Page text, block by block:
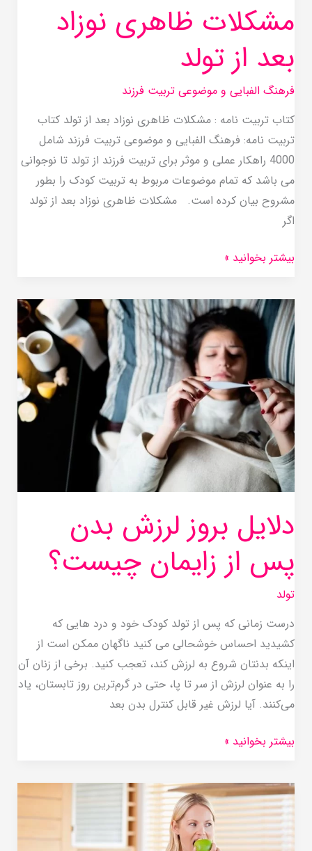
مشکلات ظاهری نوزاد
بعد از تولد
فرهنگ الفبایی و موضوعی تربیت فرزند
کتاب تربیت نامه : مشکلات ظاهری نوزاد بعد از تولد کتاب
تربیت نامه: فرهنگ الفبایی و موضوعی تربیت فرزند شامل
4000 راهکار عملی و موثر برای تربیت فرزند از تولد تا نوجوانی
می باشد که تمام موضوعات مربوط به تربیت کودک را بطور
مشروح بیان کرده است. مشکلات ظاهری نوزاد بعد از تولد
اگر
بیشتر بخوانید »
دلایل بروز لرزش بدن
پس از زایمان چیست؟
تولد
درست زمانی که پس از تولد کودک خود و درد هایی که
کشیدید احساس خوشحالی می کنید ناگهان ممکن است از
اینکه بدنتان شروع به لرزش کند، تعجب کنید. برخی از زنان آن
را به عنوان لرزش از سر تا پا، حتی در گرم‌ترین روز تابستان، یاد
می‌کنند. آیا لرزش غیر قابل کنترل بدن بعد
دلایل
بروز
لرزش
بدن
پس
از
زایمان
چیست؟
بیشتر بخوانید »
رژیم
غذایی
سالم